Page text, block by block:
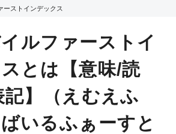
ーストインデックス
ルファーストイ
とは【意味/読
記】（えむえふ
いるふぁーすと